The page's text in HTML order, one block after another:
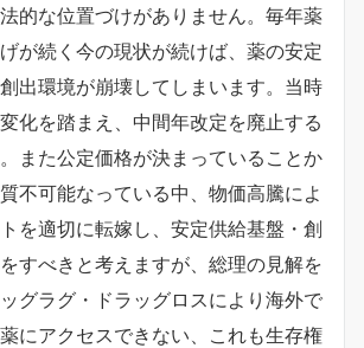
的な位置づけがありません。毎年薬
が続く今の現状が続けば、薬の安定
出環境が崩壊してしまいます。 当時
化を踏まえ、中間年改定を廃止する
また公定価格が決まっていることか
不可能なっている中、物価高騰によ
を適切に転嫁し、安定供給基盤・創
すべきと考えますが、総理の見解を
ッグラグ・ドラッグロスにより海外で
にアクセスできない、これも生存権